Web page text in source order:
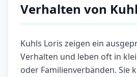
Verhalten von
Kuhls Loris zeigen ein
Verhalten und leben oft in
oder Familienverbänden. Sie